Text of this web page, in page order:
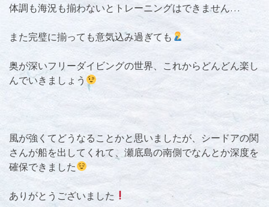
体調も海況も揃わないとトレーニングはできません…
また完璧に揃っても意気込み過ぎても
奥が深いフリーダイビングの世界、これからどんどん楽し
んでいきましょう
風が強くてどうなることかと思いましたが、シードアの関
さんが船を出してくれて、瀬底島の南側でなんとか深度を
確保できました
ありがとうございました